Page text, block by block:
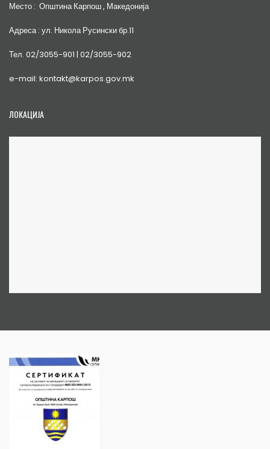
Место : Општина Карпош , Македонија
Адреса : ул. Никола Русински бр.11
Тел. 02/3055-901 | 02/3055-902
e-mail: kontakt@karpos.gov.mk
ЛОКАЦИЈА